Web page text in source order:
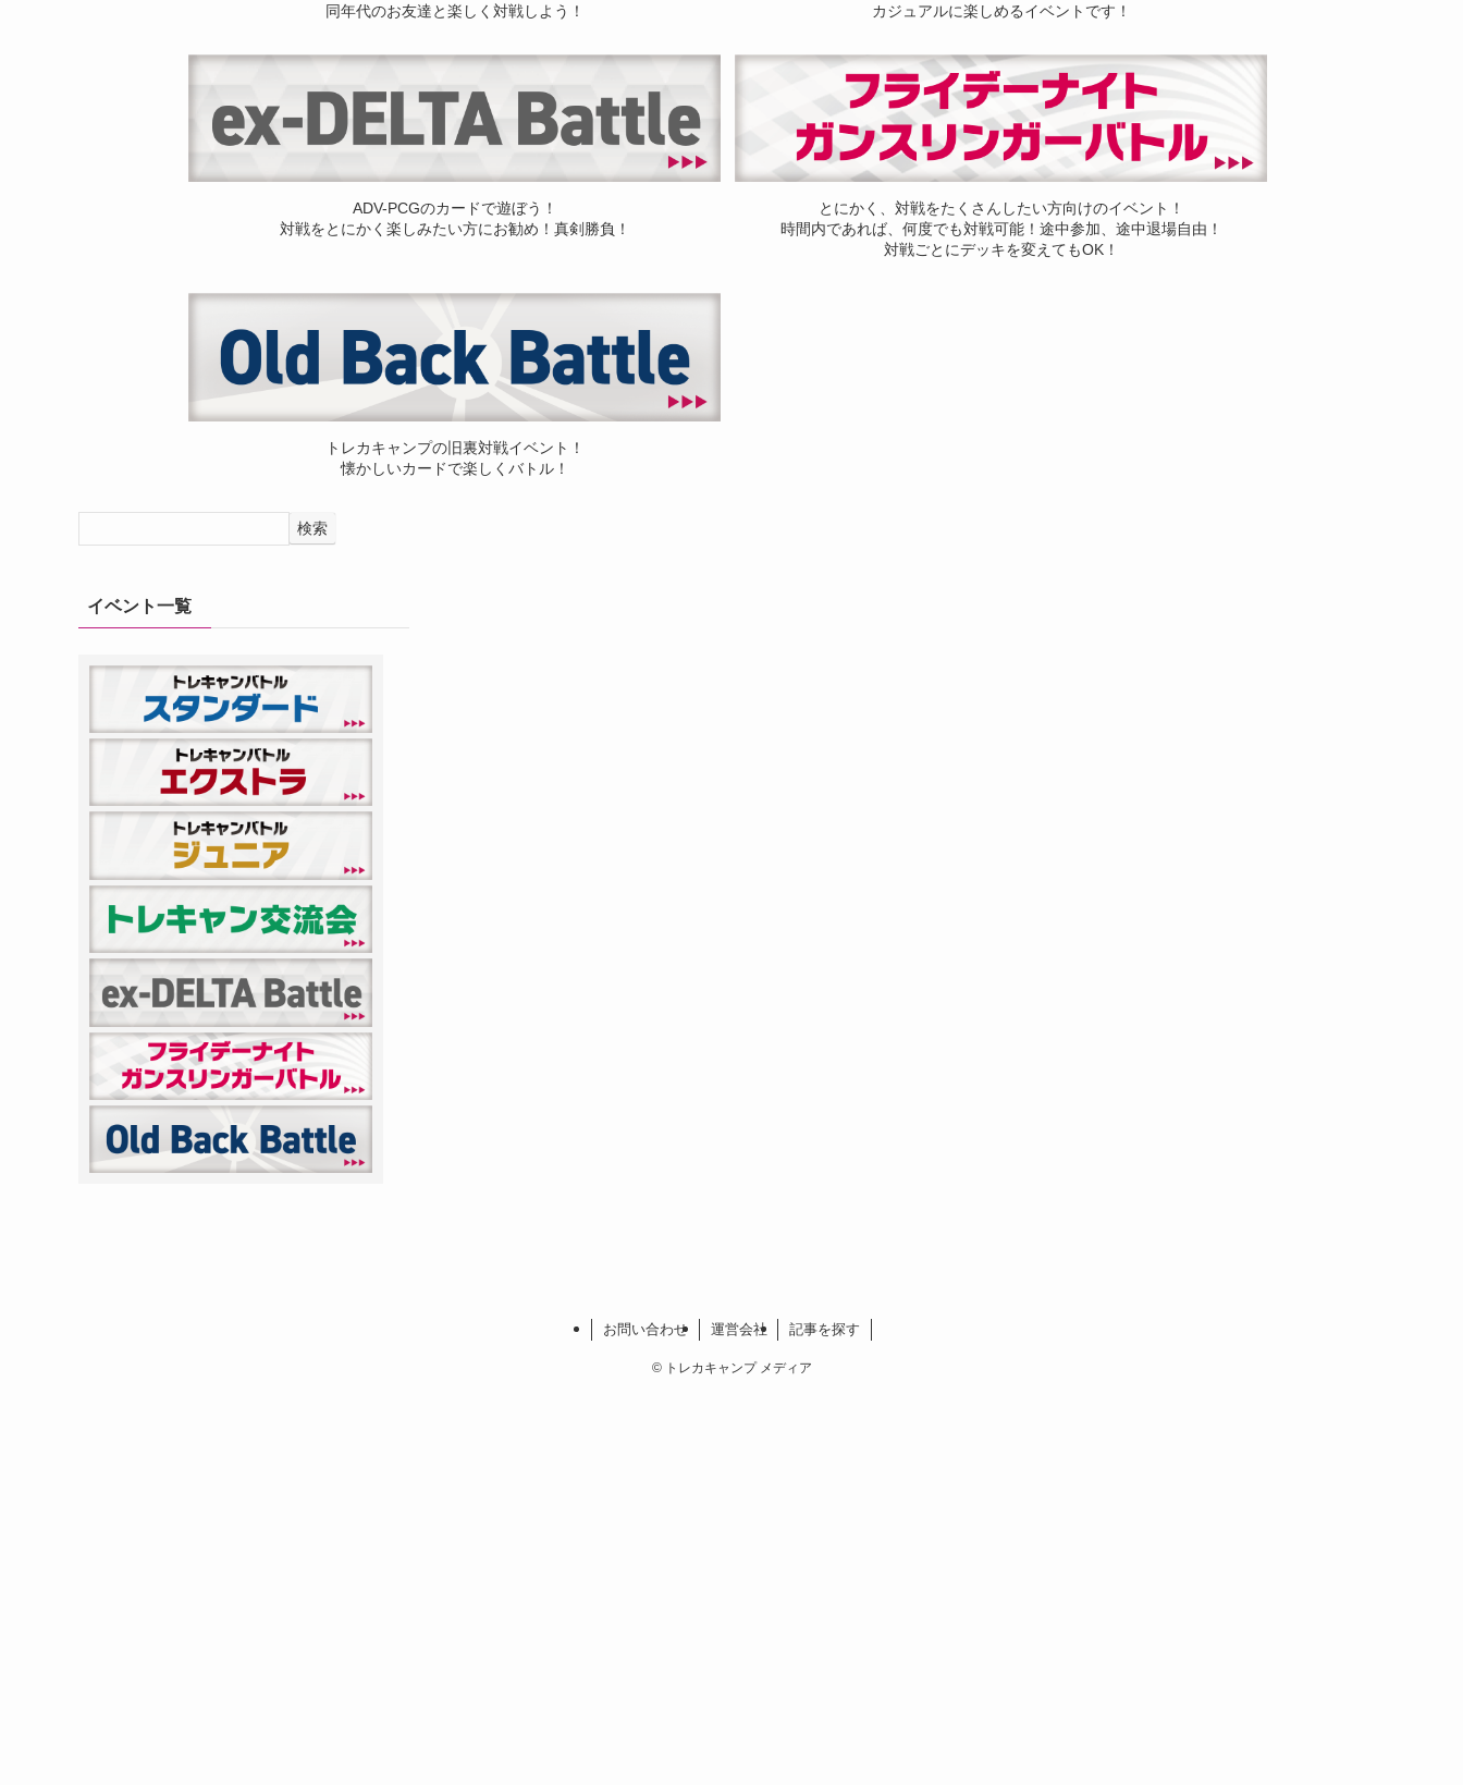
同年代のお友達と楽しく対戦しよう！
カジュアルに楽しめるイベントです！
ADV-PCGのカードで遊ぼう！
対戦をとにかく楽しみたい方にお勧め！真剣勝負！
とにかく、対戦をたくさんしたい方向けのイベント！
時間内であれば、何度でも対戦可能！途中参加、途中退場自由！
対戦ごとにデッキを変えてもOK！
トレカキャンプの旧裏対戦イベント！
懐かしいカードで楽しくバトル！
検索
イベント一覧
お問い合わせ 運営会社 記事を探す
©トレカキャンプ メディア